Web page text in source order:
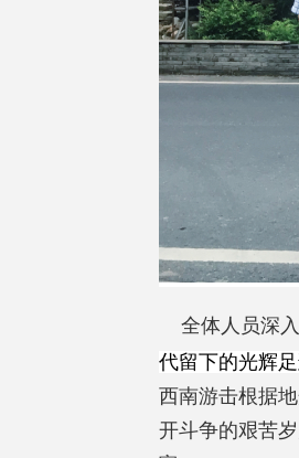
全体人员深入
代留下的光辉足
西南游击根据
开斗争的艰苦